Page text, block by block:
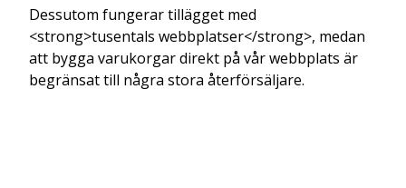
Dessutom fungerar tillägget med
<strong>tusentals webbplatser</strong>, medan
att bygga varukorgar direkt på vår webbplats är
begränsat till några stora återförsäljare.